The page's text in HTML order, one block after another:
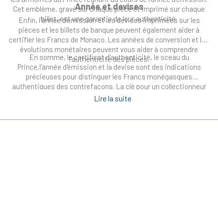
Cet emblème, gravé sur chaque pièce et imprimé sur chaque
billet, est une garantie de leur authenticité.
Année et devises
Enfin, l'année d'émission et les devises imprimées sur les
pièces et les billets de banque peuvent également aider à
certifier les Francs de Monaco. Les années de conversion et les
évolutions monétaires peuvent vous aider à comprendre
l'authenticité des pièces.
En somme, le certificat d'authenticité, le sceau du
Prince,l'année d'émission et la devise sont des indications
précieuses pour distinguer les Francs monégasques
authentiques des contrefaçons. La clé pour un collectionneur
est la connaissance et l'observance minutieuse de ces détails.
Lire la suite